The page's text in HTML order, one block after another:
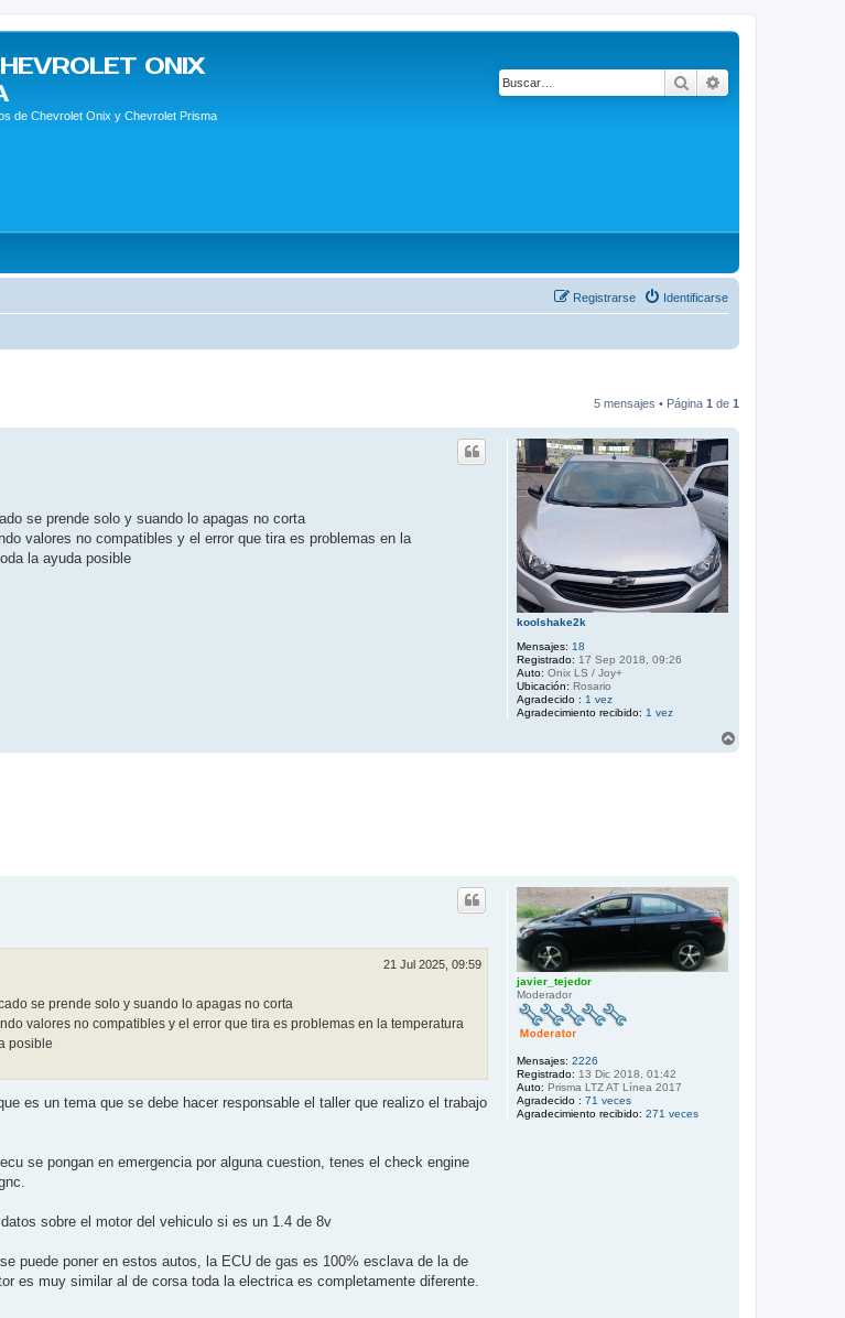
ONIX
de Chevrolet Onix y Chevrolet Prisma
Buscar
Identificarse
Registrarse
5 mensajes • Página 1 de 1
koolshake2k
Mensajes: 18
Registrado: 17 Sep 2018, 09:26
Auto: Onix LS / Joy+
Ubicación: Rosario
Agradecido : 1 vez
Agradecimiento recibido: 1 vez
se prende solo y suando lo apagas no corta
valores no compatibles y el error que tira es problemas en la
la ayuda posible
javier_tejedor
Moderador
Mensajes: 2226
Registrado: 13 Dic 2018, 01:42
Auto: Prisma LTZ AT Línea 2017
Agradecido : 71 veces
Agradecimiento recibido: 271 veces
21 Jul 2025, 09:59
se prende solo y suando lo apagas no corta
valores no compatibles y el error que tira es problemas en la temperatura
posible
es un tema que se debe hacer responsable el taller que realizo el trabajo
se pongan en emergencia por alguna cuestion, tenes el check engine
sobre el motor del vehiculo si es un 1.4 de 8v
puede poner en estos autos, la ECU de gas es 100% esclava de la de
es muy similar al de corsa toda la electrica es completamente diferente.